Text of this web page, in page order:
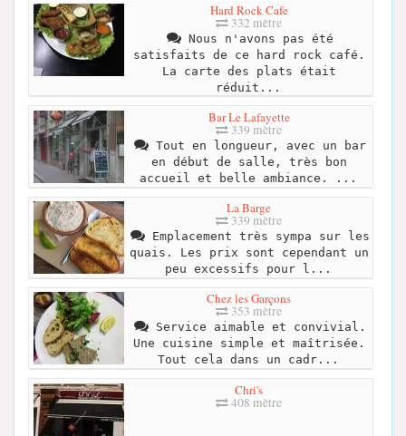
Hard Rock Cafe
332 mètre
Nous n'avons pas été
satisfaits de ce hard rock café.
La carte des plats était
réduit...
Bar Le Lafayette
339 mètre
Tout en longueur, avec un bar
en début de salle, très bon
accueil et belle ambiance. ...
La Barge
339 mètre
Emplacement très sympa sur les
quais. Les prix sont cependant un
peu excessifs pour l...
Chez les Garçons
353 mètre
Service aimable et convivial.
Une cuisine simple et maîtrisée.
Tout cela dans un cadr...
Chri's
408 mètre